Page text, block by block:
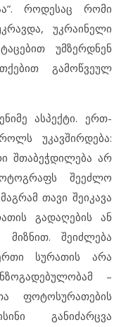
როდესაც რომი
უკრაინელი
უმზერდნენ
გამოწვეულ
ასპექტი. ერთ-
უკავშირდება:
შთაბეჭდილება არ
შეეძლო
თავი შეიკავა
გადაღების ან
მიზნით. შეიძლება
სურათის არა
–
ფოტოსურათების
განიძარცვა